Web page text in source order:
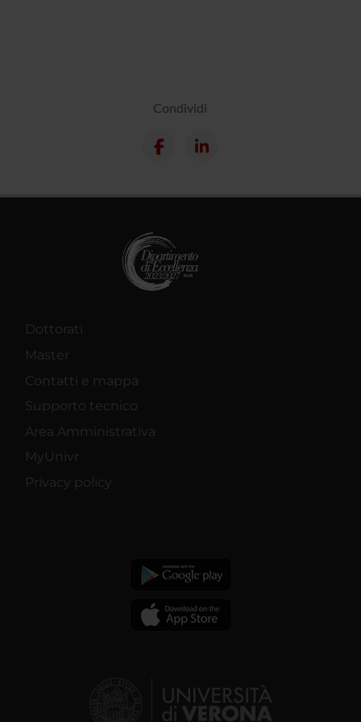
Condividi
Dottorati
Master
Contatti e mappa
Supporto tecnico
Area Amministrativa
MyUnivr
Privacy policy